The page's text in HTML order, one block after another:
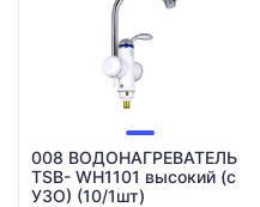
008 ВОДОНАГРЕВАТЕЛЬ
TSB- WH1101 высокий (с
УЗО) (10/1шт)